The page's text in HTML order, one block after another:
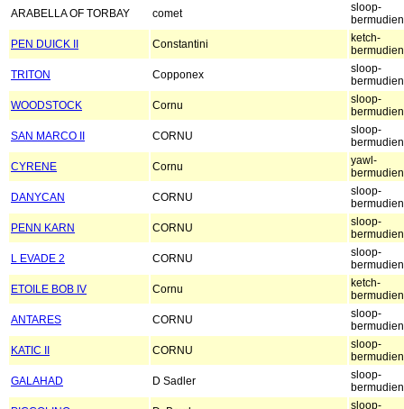
ARABELLA OF TORBAY comet
sloop-
bermudien
PEN DUICK II
Constantini
ketch-
bermudien
TRITON
Copponex
sloop-
bermudien
WOODSTOCK
Cornu
sloop-
bermudien
SAN MARCO II
CORNU
sloop-
bermudien
CYRENE
Cornu
yawl-
bermudien
DANYCAN
CORNU
sloop-
bermudien
PENN KARN
CORNU
sloop-
bermudien
L EVADE 2
CORNU
sloop-
bermudien
ETOILE BOB IV
Cornu
ketch-
bermudien
ANTARES
CORNU
sloop-
bermudien
KATIC II
CORNU
sloop-
bermudien
GALAHAD
D Sadler
sloop-
bermudien
sloop-